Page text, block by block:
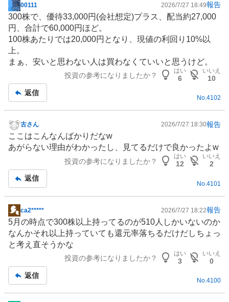
掲
示
板
記
事
00111 2026/7/27 18:49報告
300株で、優待33,000円(会社想定)プラス、配当約27,000
円、合計で60,000円ほど。
100株あたりでは20,000円となり、現値の利回り10%以
上。
まぁ、安いと思わない人は買わなくていいと思うけど。
投資の参考になりましたか？
はい
6
いいえ
10
返信
No.4102
掲
示
板
古さん 2026/7/27 18:30報告
ここはこんなんばかりだなw
あがらない理由がわかったし、見てるだけで良かったよw
投資の参考になりましたか？
はい
12
いいえ
2
返信
No. 4101
掲
示
板
記
ca2***** 2026/7/27 18:22報告
5月の時点で300株以上持ってるのが510人しかいないのか
なんかそれ以上持っていても還元率落ちるだけだしちょっ
と考え直そうかな
投資の参考になりましたか？
はい
3
いいえ
0
返信
No.4100